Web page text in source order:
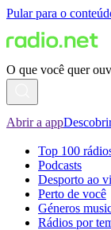
Pular para o
O que você quer
Abrir a app
Top 100
Podcasts
Desporto ao
Perto de você
Géneros
Rádios por